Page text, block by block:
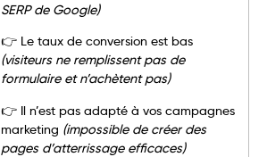
SERP de Google)
👉 Le taux de conversion est bas
(visiteurs ne remplissent pas de
formulaire et n’achètent pas)
👉 Il n’est pas adapté à vos campagnes
marketing (impossible de créer des
pages d’atterrissage efficaces)